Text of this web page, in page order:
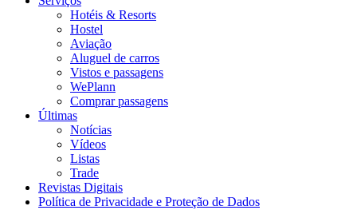
Hotéis & Resorts
Hostel
Aviação
Aluguel de carros
Vistos e passagens
WePlann
Comprar passagens
Últimas
Notícias
Vídeos
Listas
Trade
Revistas Digitais
Política de Privacidade e Proteção de Dados